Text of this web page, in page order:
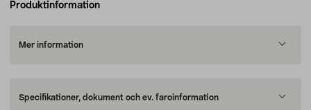
Produktinformation
Mer information
Specifikationer, dokument och ev. faroinformation